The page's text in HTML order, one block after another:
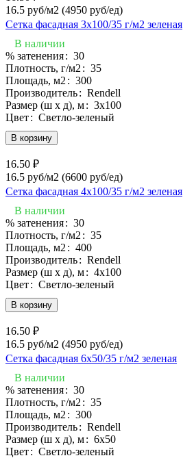
16.5 руб/м2 (4950 руб/eд)
Сетка фасадная 3х100/35 г/м2 зеленая
В наличии
В корзину
% затенения: 30
Плотность, г/м2: 35
Площадь, м2: 300
Производитель: Rendell
Размер (ш х д), м: 3х100
Цвет: Светло-зеленый
16.50 ₽
16.5 руб/м2 (6600 руб/eд)
Сетка фасадная 4х100/35 г/м2 зеленая
В наличии
В корзину
% затенения: 30
Плотность, г/м2: 35
Площадь, м2: 400
Производитель: Rendell
Размер (ш х д), м: 4х100
Цвет: Светло-зеленый
16.50 ₽
16.5 руб/м2 (4950 руб/eд)
Сетка фасадная 6х50/35 г/м2 зеленая
В наличии
% затенения: 30
Плотность, г/м2: 35
Площадь, м2: 300
Производитель: Rendell
Размер (ш х д), м: 6х50
Цвет: Светло-зеленый